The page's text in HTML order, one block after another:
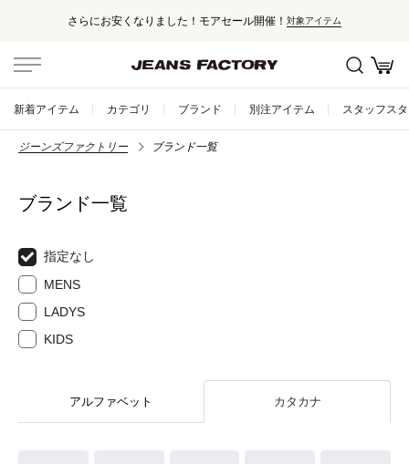
さらにお安くなりました！モアセール開催！ 対象アイテム
新着アイテム カテゴリ ブランド 別注アイテム スタッフス
ジーンズファクトリー ブランド一覧
ブランド一覧
指定なし
MENS
LADYS
KIDS
アルファベット カタカナ